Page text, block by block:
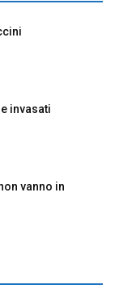
invasati
vanno in